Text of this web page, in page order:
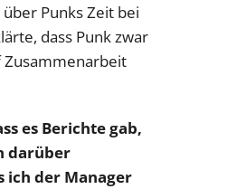
Punks Zeit bei
dass Punk zwar
Zusammenarbeit
es Berichte gab,
darüber
ich der Manager